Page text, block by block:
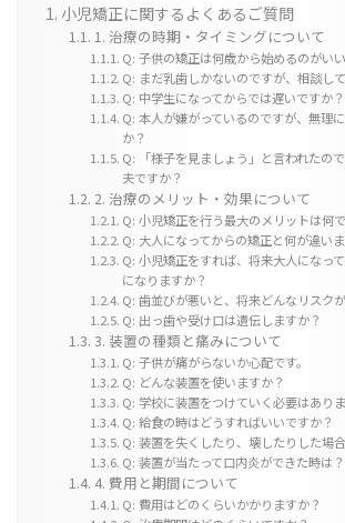
小児矯正に関するよくあるご質問
1. 治療の時期・タイミングについて
Q: 子供の矯正は何歳から始めるのがい
Q: まだ乳歯しかないのですが、相談し
Q: 中学生になってからでは遅いですか？
Q: 本人が嫌がっているのですが、無理
か？
Q: 「様子を見ましょう」と言われたの
夫ですか？
2. 治療のメリット・効果について
Q: 小児矯正を行う最大のメリットは何
Q: 大人になってからの矯正と何が違い
Q: 小児矯正をすれば、将来大人になっ
になりますか？
Q: 歯並びが悪いと、将来どんなリスク
Q: 出っ歯や受け口は遺伝しますか？
3. 装置の種類と痛みについて
Q: 子供が痛がらないか心配です。
Q: どんな装置を使いますか？
Q: 学校に装置をつけていく必要はあり
Q: 給食の時はどうすればいいですか？
Q: 装置を失くしたり、壊したりした場
Q: 装置が当たって口内炎ができた時は？
4. 費用と期間について
Q: 費用はどのくらいかかりますか？